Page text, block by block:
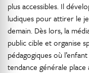
plus accessibles. Il
ludiques pour attirer le
demain. Dès lors, la
public cible et organise
pédagogiques où
tendance générale